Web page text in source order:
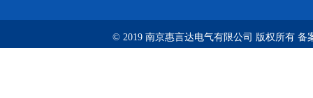
© 2019 南京惠言达电气有限公司 版权所有 备